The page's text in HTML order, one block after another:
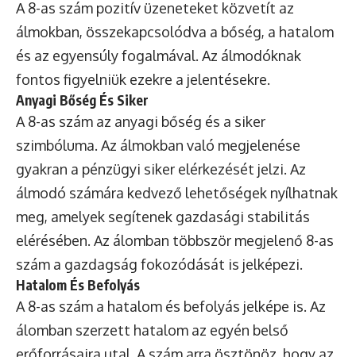
A 8-as szám pozitív üzeneteket közvetít az
álmokban, összekapcsolódva a bőség, a hatalom
és az egyensúly fogalmával. Az álmodóknak
fontos figyelniük ezekre a jelentésekre.
Anyagi Bőség És Siker
A 8-as szám az anyagi bőség és a siker
szimbóluma. Az álmokban való megjelenése
gyakran a pénzügyi siker elérkezését jelzi. Az
álmodó számára kedvező lehetőségek nyílhatnak
meg, amelyek segítenek gazdasági stabilitás
elérésében. Az álomban többször megjelenő 8-as
szám a gazdagság fokozódását is jelképezi.
Hatalom És Befolyás
A 8-as szám a hatalom és befolyás jelképe is. Az
álomban szerzett hatalom az egyén belső
erőforrásaira utal. A szám arra ösztönöz, hogy az